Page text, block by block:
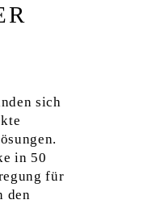
sich
in 50
für
den